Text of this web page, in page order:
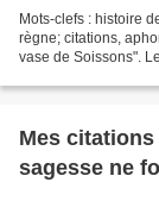
Mots-clefs : histoire
règne; citations,
vase de Soissons".
Mes
sagesse ne